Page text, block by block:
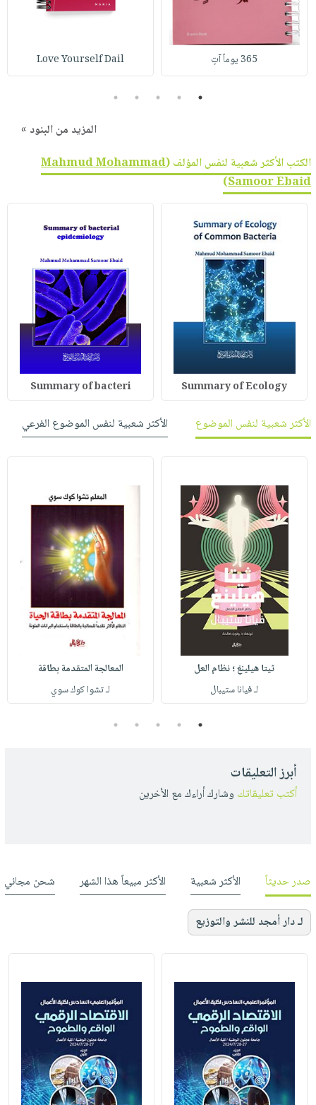
مناسبات
طرحها
انشر
كتابك
تواصل
عربة
التسوق
نشرة
365 يوماً آتٍ Love Yourself Dail
1
2
3
4
5
المزيد من البنود »
الكتب الأكثر شعبية لنفس المؤلف (Mahmud Mohammad
Samoor Ebaid
)
Summary of Ecology
Summary of bacteri
الأكثر شعبية لنفس الموضوع الأكثر شعبية لنفس الموضوع الفرعي
ثيتا هيلينغ ؛ نظام العل
لـ فيانا ستيبال
المعالجة المتقدمة بطاقة
لـ تشوا كوك سوي
1
2
3
4
5
أبرز التعليقات
أكتب تعليقاتك وشارك أراءك مع الأخرين
صدر حديثاً الأكثر شعبية الأكثر مبيعاً هذا الشهر شحن مجاني
لـ دار أمجد للنشر والتوزيع